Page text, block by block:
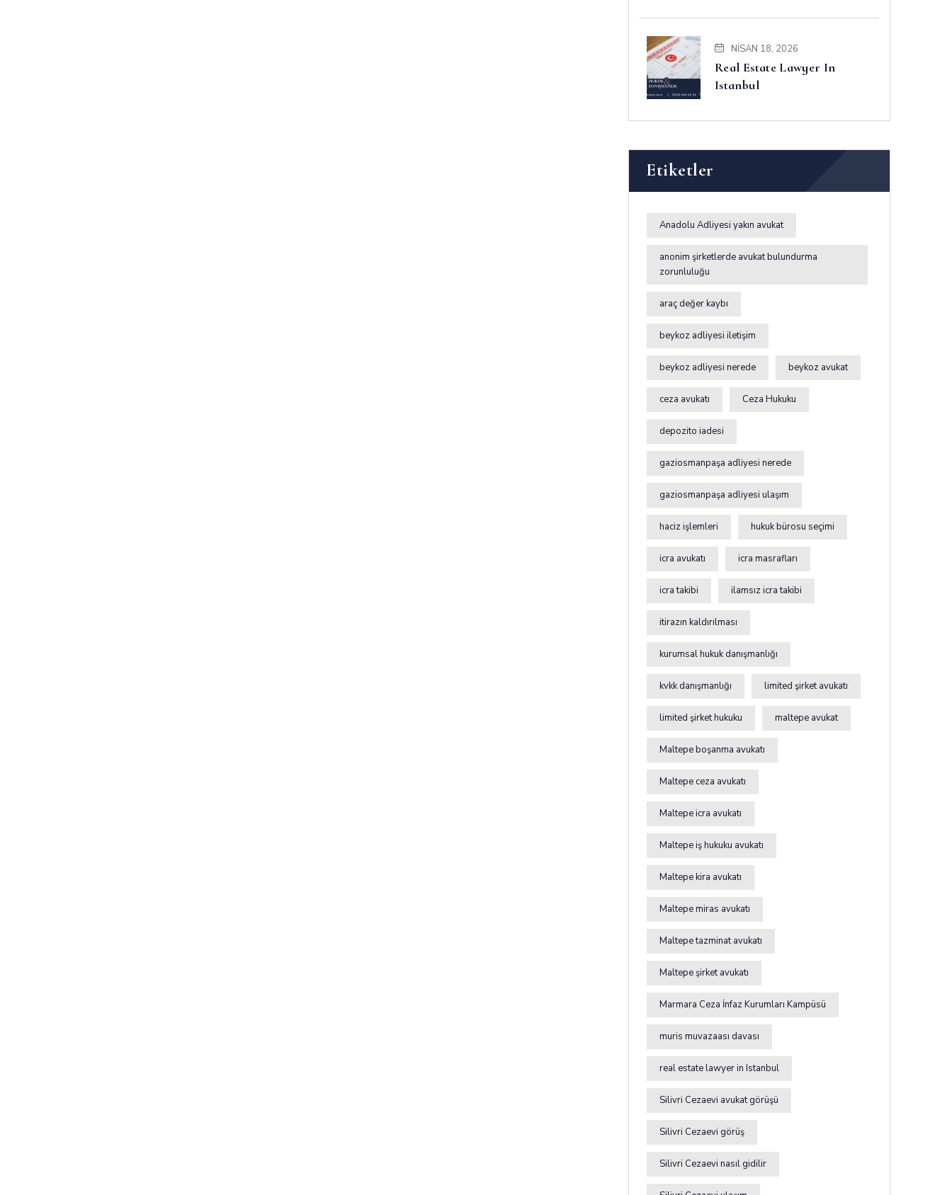
Disputes
NISAN 18, 2026
Real Estate Lawyer In
Istanbul
Etiketler
Anadolu Adliyesi yakın avukat
anonim şirketlerde avukat bulundurma
zorunluluğu
araç değer kaybı
beykoz adliyesi iletişim
beykoz adliyesi nerede beykoz avukat
ceza avukatı Ceza Hukuku
depozito iadesi
gaziosmanpaşa adliyesi nerede
gaziosmanpaşa adliyesi ulaşım
haciz işlemleri hukuk bürosu seçimi
icra avukatı icra masrafları
icra takibi ilamsız icra takibi
itirazın kaldırılması
kurumsal hukuk danışmanlığı
kvkk danışmanlığı limited şirket avukatı
limited şirket hukuku maltepe avukat
Maltepe boşanma avukatı
Maltepe ceza avukatı
Maltepe icra avukatı
Maltepe iş hukuku avukatı
Maltepe kira avukatı
Maltepe miras avukatı
Maltepe tazminat avukatı
Maltepe şirket avukatı
Marmara Ceza İnfaz Kurumları Kampüsü
muris muvazaası davası
real estate lawyer in Istanbul
Silivri Cezaevi avukat görüşü
Silivri Cezaevi görüş
Silivri Cezaevi nasıl gidilir